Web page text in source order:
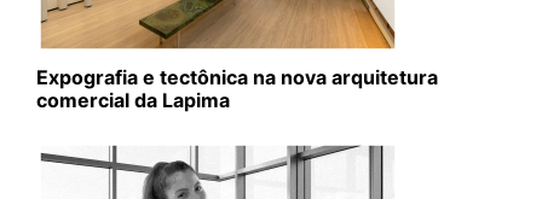
Expografia e tectônica na nova arquitetura
comercial da Lapima